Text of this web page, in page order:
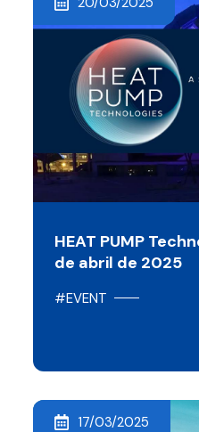
HEAT PUMP
de abril de 2025
#EVENT
17/03/2025